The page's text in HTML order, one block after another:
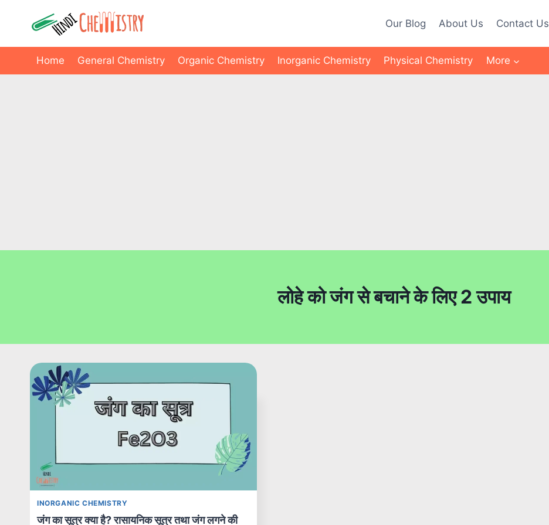
Our Blog About Us Contact Us
Home General Chemistry Organic Chemistry Inorganic Chemistry Physical Chemistry More
लोहे को जंग से बचाने के लिए 2 उपाय
INORGANIC CHEMISTRY
जंग का सूत्र क्या है? रासायनिक सूत्र तथा जंग लगने की